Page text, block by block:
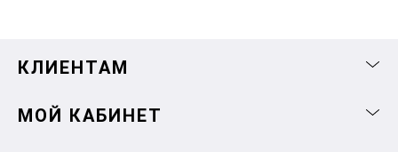
КЛИЕНТАМ
МОЙ КАБИНЕТ